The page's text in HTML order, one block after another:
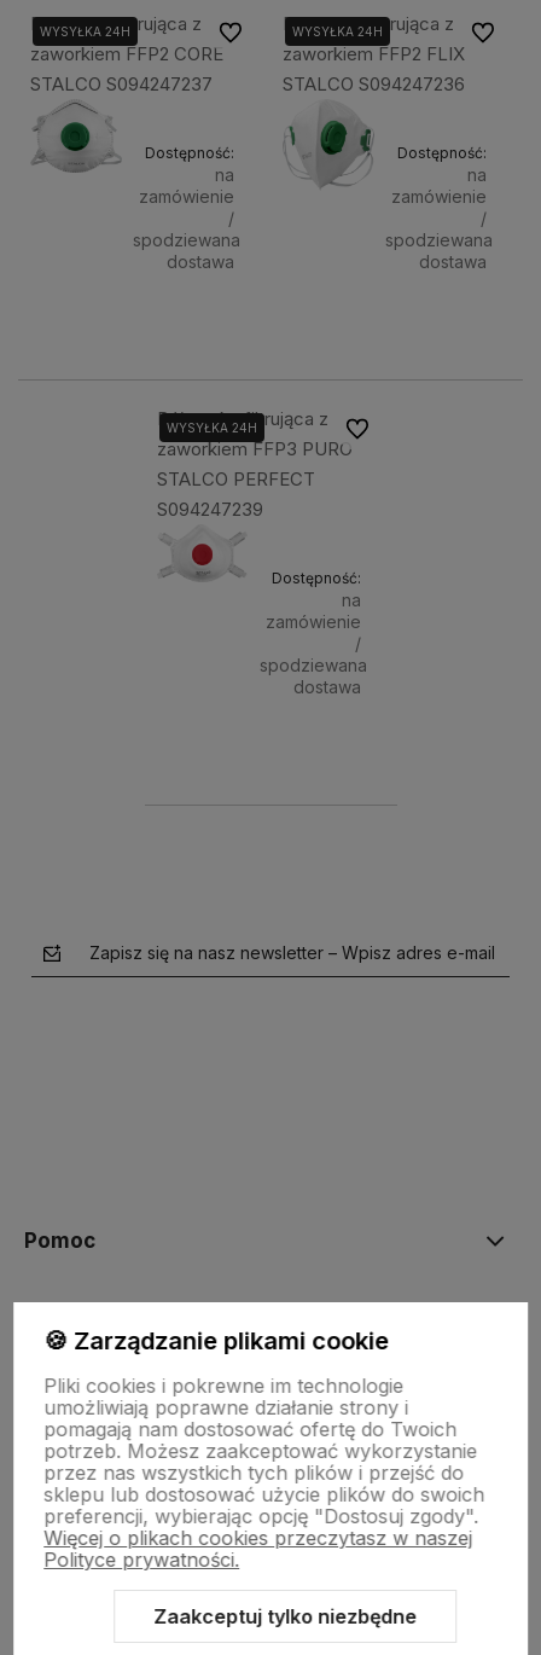
Półmaska filtrująca z
zaworkiem FFP2 CORE
STALCO S094247237
WYSYŁKA 24H
Dostępność:
na
zamówienie
/
spodziewana
dostawa
Do ulubionychPółmaska filtrująca z
zaworkiem FFP2 FLIX
STALCO S094247236
WYSYŁKA 24H
Dostępność:
na
zamówienie
/
spodziewana
dostawa
Do
Półmaska filtrująca z
zaworkiem FFP3 PURO
STALCO PERFECT
S094247239
WYSYŁKA 24H
Dostępność:
na
zamówienie
/
spodziewana
dostawa
Do ulubionych
Zapisz się na nasz newsletter – Wpisz adres e-mail
Pomoc
Płatności i dostawa
Informacje
O nas
🍪 Zarządzanie plikami cookie
Pliki cookies i pokrewne im technologie
umożliwiają poprawne działanie strony i
pomagają nam dostosować ofertę do Twoich
potrzeb. Możesz zaakceptować wykorzystanie
przez nas wszystkich tych plików i przejść do
sklepu lub dostosować użycie plików do swoich
preferencji, wybierając opcję "Dostosuj zgody".
Więcej o plikach cookies przeczytasz w naszej
Polityce prywatności.
Zaakceptuj tylko niezbędne